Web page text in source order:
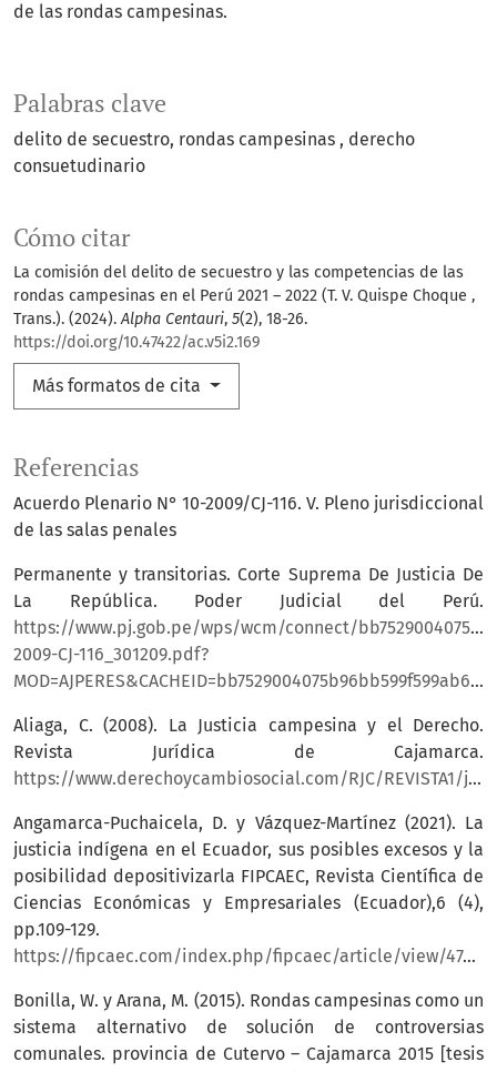
Palabras clave
delito de secuestro rondas campesinas
derecho
consuetudinario
Cómo citar
La comisión del delito de secuestro y las competencias de las
rondas campesinas en el Perú 2021 – 2022 (T. V. Quispe Choque ,
Trans.). (2024).Alpha Centauri, 5(2), 18-26.
https://doi.org/10.47422/ac.v5i2.169
Más formatos de cita
de las rondas campesinas.
Referencias
Acuerdo Plenario N° 10-2009/CJ-116. V. Pleno jurisdiccional
de las salas penales
Permanente y transitorias. Corte Suprema De Justicia De
La República. Poder Judicial del Perú.
https://www.pj.gob.pe/wps/wcm/connect/
2009-CJ-116_301209.pdf?
MOD=AJPERES&CACHEID=bb7529004075b96bb599f599ab657107
Aliaga, C. (2008). La Justicia campesina y el Derecho.
Revista Jurídica de Cajamarca.
https://www.derechoycambiosocial.com/RJC/REVISTA1/justicia%20campesina.htm
Angamarca-Puchaicela, D. y Vázquez-Martínez (2021). La
justicia indígena en el Ecuador, sus posibles excesos y la
posibilidad depositivizarla FIPCAEC, Revista Científica de
Ciencias Económicas y Empresariales (Ecuador),6 (4),
pp.109-129.
https://fipcaec.com/index.php/fipcaec/article/view/474/824
Bonilla, W. y Arana, M. (2015). Rondas campesinas como un
sistema alternativo de solución de controversias
comunales. provincia de Cutervo – Cajamarca 2015 [tesis